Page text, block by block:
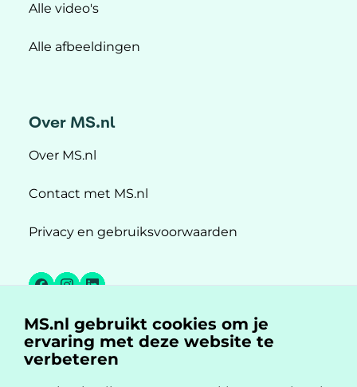
Alle video's
Alle afbeeldingen
Over MS.nl
Over MS.nl
Contact met MS.nl
Privacy en gebruiksvoorwaarden
Facebook
Instagram
LinkedIn
MS.nl is een initiatief van:
MS.nl gebruikt cookies om je
ervaring met deze website te
verbeteren